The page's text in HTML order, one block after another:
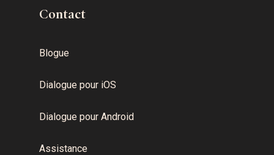
Contact
Blogue
Dialogue pour iOS
Dialogue pour Android
Assistance